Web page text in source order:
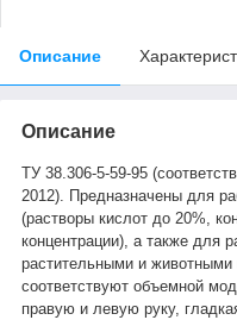
Описание
Описание
ТУ 38.306-5-59-95
2012). Предназначены для
(растворы кислот до 20%,
концентрации), а также для
растительными и
соответствуют объемной
правую и левую руку,